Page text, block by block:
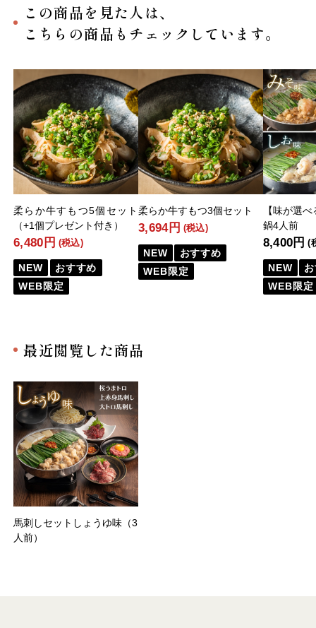
この商品を見た人は、
こちらの商品もチェックしています。
柔らか牛すもつ5個セット
（+1個プレゼント付き）
6,480円 (税込)
NEW
おすすめ
WEB限定
柔らか牛すもつ3個セット
3,694円 (税込)
NEW
おすすめ
WEB限定
【味が選
鍋4人前
8,400円 (
NEW
WEB限定
最近閲覧した商品
馬刺しセットしょうゆ味（3
人前）